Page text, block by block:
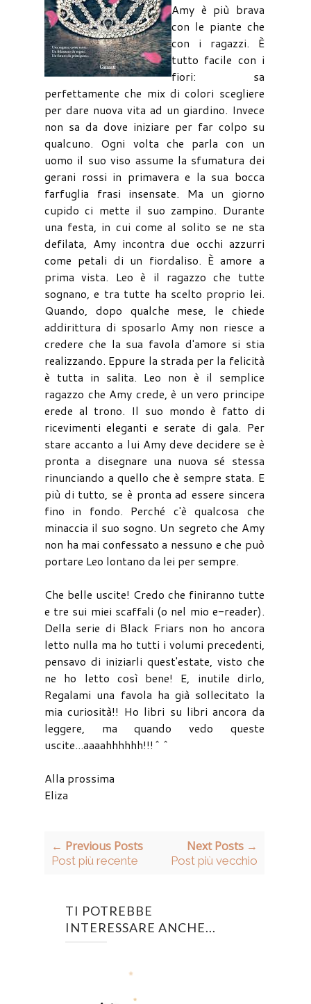
Amy è più brava
con le piante che
con i ragazzi. È
tutto facile con i
fiori: sa
perfettamente che mix di colori scegliere
per dare nuova vita ad un giardino. Invece
non sa da dove iniziare per far colpo su
qualcuno. Ogni volta che parla con un
uomo il suo viso assume la sfumatura dei
gerani rossi in primavera e la sua bocca
farfuglia frasi insensate. Ma un giorno
cupido ci mette il suo zampino. Durante
una festa, in cui come al solito se ne sta
defilata, Amy incontra due occhi azzurri
come petali di un fiordaliso. È amore a
prima vista. Leo è il ragazzo che tutte
sognano, e tra tutte ha scelto proprio lei.
Quando, dopo qualche mese, le chiede
addirittura di sposarlo Amy non riesce a
credere che la sua favola d'amore si stia
realizzando. Eppure la strada per la felicità
è tutta in salita. Leo non è il semplice
ragazzo che Amy crede, è un vero principe
erede al trono. Il suo mondo è fatto di
ricevimenti eleganti e serate di gala. Per
stare accanto a lui Amy deve decidere se è
pronta a disegnare una nuova sé stessa
rinunciando a quello che è sempre stata. E
più di tutto, se è pronta ad essere sincera
fino in fondo. Perché c'è qualcosa che
minaccia il suo sogno. Un segreto che Amy
non ha mai confessato a nessuno e che può
portare Leo lontano da lei per sempre.
Che belle uscite! Credo che finiranno tutte
e tre sui miei scaffali (o nel mio e-reader).
Della serie di Black Friars non ho ancora
letto nulla ma ho tutti i volumi precedenti,
pensavo di iniziarli quest'estate, visto che
ne ho letto così bene! E, inutile dirlo,
Regalami una favola ha già sollecitato la
mia curiosità!! Ho libri su libri ancora da
leggere, ma quando vedo queste
uscite...aaaahhhhhh!!!^^
Alla prossima
Eliza
← Previous Posts
Post più recente
Next Posts →
Post più vecchio
TI POTREBBE
INTERESSARE ANCHE...